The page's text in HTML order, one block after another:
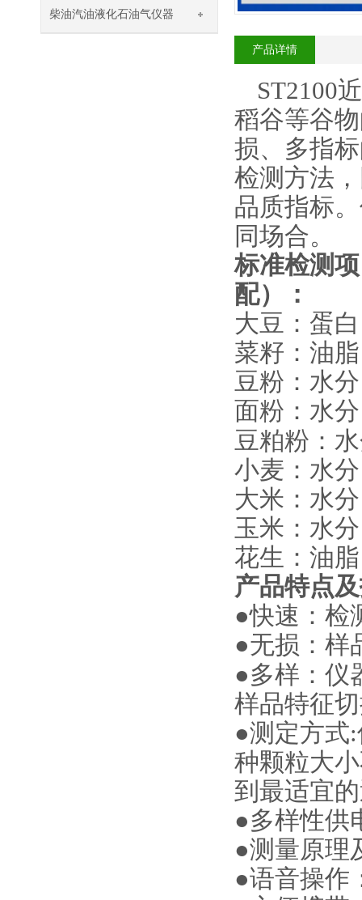
柴油汽油液化石油气仪器
产品详情
ST2100
稻谷等谷
损、多指
检测方法
品质指标
同场合。
标准检测
配）
：
大豆：蛋
菜籽：油
豆粉：水
面粉：水
豆粕粉：
小麦：水
大米：水
玉米：水
花生：油
产品特点
●快速：检
●无损：样
●多样：仪
样品特征
●测定方式:
种颗粒大
到最适宜
●多样性供
●测量原理
●语音操作